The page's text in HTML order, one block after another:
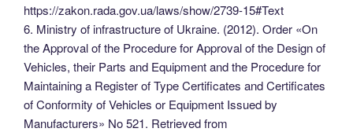
https://zakon.rada.gov.ua/laws/show/2739-15#Text
6. Ministry of infrastructure of Ukraine. (2012). Order «On
the Approval of the Procedure for Approval of the Design of
Vehicles, their Parts and Equipment and the Procedure for
Maintaining a Register of Type Certificates and Certificates
of Conformity of Vehicles or Equipment Issued by
Manufacturers» No 521. Retrieved from